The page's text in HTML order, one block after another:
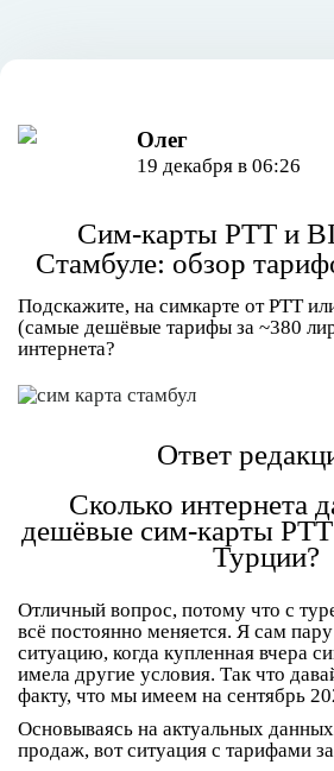
Олег
19 декабря в 06:26
Сим-карты PTT и
Стамбуле: обзор
Подскажите, на симкарте от PTT
(самые дешёвые тарифы за ~380
интернета?
Ответ
Сколько интернета
дешёвые сим-карты
Турции?
Отличный вопрос, потому что с
всё постоянно меняется. Я сам
ситуацию, когда купленная вчера
имела другие условия. Так что
факту, что мы имеем на сентябрь
Основываясь на актуальных
продаж, вот ситуация с тарифами